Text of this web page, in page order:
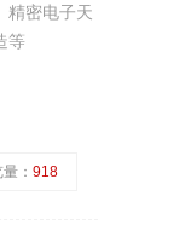
精密电子天
等
： 918